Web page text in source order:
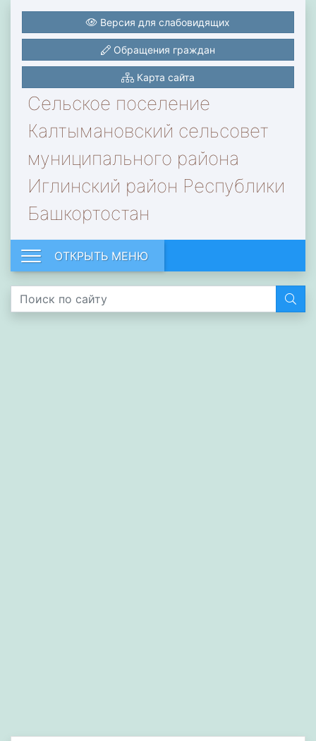
Сельское поселение
Калтымановский сельсовет
муниципального района
Иглинский район Республики
Башкортостан
Версия для слабовидящих
Обращения граждан
Карта сайта
ОТКРЫТЬ МЕНЮ